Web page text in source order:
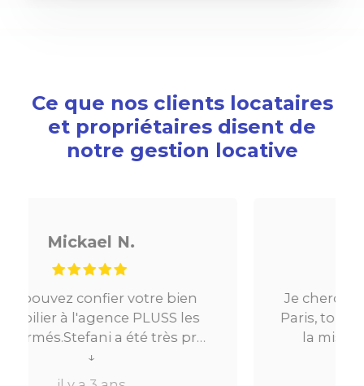
Ce que nos clients locataires
et propriétaires disent de
notre gestion locative
Je cherchais un appartement sur
Paris, tout s’est très bien passé. De
la mise en relation jusqu’à la
location. Le digital qui fait gagner
beaucoup de temps ne fait pas